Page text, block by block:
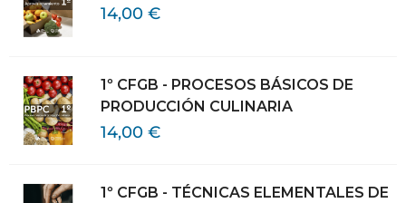
14,00 €
1º CFGB - PROCESOS BÁSICOS DE
PRODUCCIÓN CULINARIA
14,00 €
1º CFGB - TÉCNICAS ELEMENTALES DE